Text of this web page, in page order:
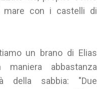
mare con i castelli di
un brano di Elias
abbastanza
della sabbia: "Due